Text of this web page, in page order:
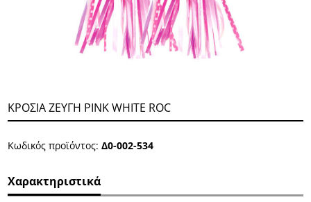
ΚΡΟΣΙΑ ΖΕΥΓΗ PINK WHITE ROC
Κωδικός προϊόντος:Δ0-002-534
Χαρακτηριστικά